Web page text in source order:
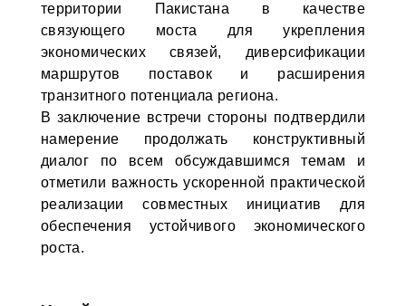
территории Пакистана в качестве
связующего моста для укрепления
экономических связей, диверсификации
маршрутов поставок и расширения
транзитного потенциала региона.
В заключение встречи стороны подтвердили
намерение продолжать конструктивный
диалог по всем обсуждавшимся темам и
отметили важность ускоренной практической
реализации совместных инициатив для
обеспечения устойчивого экономического
роста.